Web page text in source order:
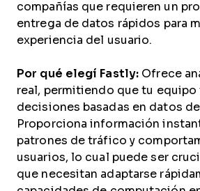
compañías que requieren un
entrega de datos rápidos para
experiencia del usuario.
Por qué elegí Fastly: Ofrece
real, permitiendo que tu equipo
decisiones basadas en datos
Proporciona información
patrones de tráfico y
usuarios, lo cual puede ser
que necesitan adaptarse